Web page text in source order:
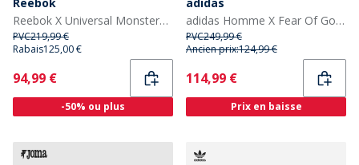
Reebok X Universal Monsters Instapump Fury 94 Mid 'Creature From The Black Lagoon' Baskets Vert/Vert/Noir
PVC219,99 €
Rabais125,00 €
Current
94,99 €
-50% ou plus
adidas Homme X Fear Of God Athletics Baskets Sesame/Chestnut/Sesame
PVC249,99 €
Ancien prix:124,99 €
Current
114,99 €
Prix en baisse